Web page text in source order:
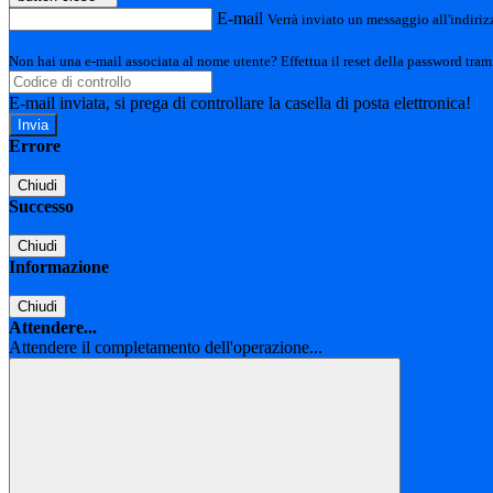
E-mail Verrà inviato un messaggio
Non hai una e-mail associata al nome utente? Effettua il reset della password
E-mail inviata, si prega di controllare la casella di posta elettronica!
Errore
Chiudi
Successo
Chiudi
Informazione
Chiudi
Attendere...
Attendere il completamento dell'operazione...